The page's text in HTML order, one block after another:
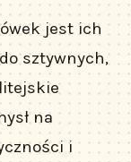
jest ich
sztywnych,
na
i